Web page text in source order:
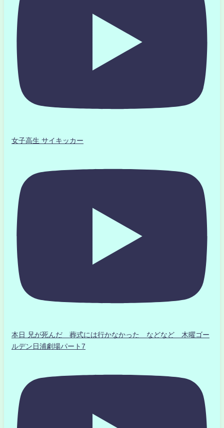
女子高生 サイキッカー
本日 兄が死んだ 葬式には行かなかった などなど 木曜ゴー
ルデン日浦劇場パート7